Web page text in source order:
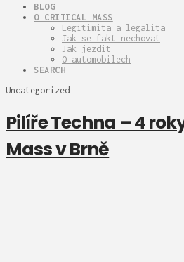
BLOG
O CRITICAL MASS
Legitimita a legalita
Jak se fakt nechovat
Jak jezdit
O automobilech
SEARCH
Uncategorized
Pilíře Techna – 4
Mass v Brně